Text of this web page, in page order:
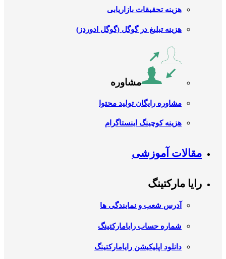
هزینه تحقیقات بازاریابی
هزینه تبلیغ در گوگل (گوگل ادوردز)
مشاوره
مشاوره رایگان تولید محتوا
هزینه کوچینگ اینستاگرام
مقالات آموزشی
رایا مارکتینگ
آدرس شعب و نمایندگی ها
شماره حساب رایامارکتینگ
دانلود اپلیکیشن رایامارکتینگ